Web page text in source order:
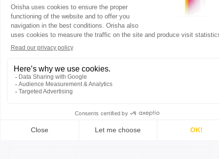
Bordeaux
Votre demande concerne autre chose ?
Accédez directement aux pages les plus